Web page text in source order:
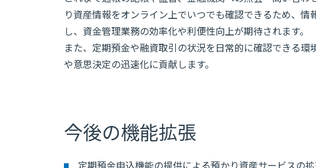
り資産情報をオンライン上でいつでも確認できるため、
し、資金管理業務の効率化や利便性向上が期待されます。
また、定期預金や融資取引の状況を日常的に確認できる
や意思決定の迅速化に貢献します。
今後の機能拡張